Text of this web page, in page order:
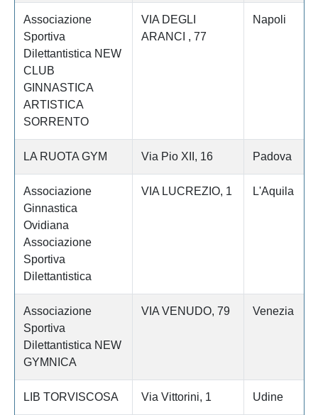
Associazione
Sportiva
Dilettantistica NEW
CLUB
GINNASTICA
ARTISTICA
SORRENTO
VIA DEGLI
ARANCI , 77
Napoli
LA RUOTA GYM Via Pio XII, 16 Padova
Associazione
Ginnastica
Ovidiana
Associazione
Sportiva
Dilettantistica
VIA LUCREZIO, 1 L'Aquila
Associazione
Sportiva
Dilettantistica NEW
GYMNICA
VIA VENUDO, 79 Venezia
LIB TORVISCOSA Via Vittorini, 1 Udine